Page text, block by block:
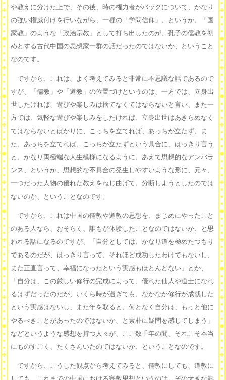
や教えに分けた上で、その後、時の権力者がバックについて、かなり
の強い権威付けを行いながら、一種の「学問信仰」、というか、「国
家教」のような「政治宗教」として打ち出したのが、孔子の儒教を初
めとする古代中国の思想家一群の話だったのではないか、ということ
なのです。
ですから、これは、よく考えてみると非常に不思議な話であるので
すが、「儒教」や「道教」の位置づけというのは、一方では、立身出
世したければ、遊びや楽しみは捨てなくてはならないと言い、また一
方では、気軽な遊びや楽しみをしたければ、立身出世はあきらめなく
てはならないとばかりに、こっちを立てれば、あっちが立たず、ま
た、あっちを立てれば、こっちが立たずという具合に、はっきり言う
と、かなり両極端な人生模様になるように、あえて思想的なアンバラ
ンス、というか、思想的な不具合の発生しやすいような形に、元々、
一つだった人物の優れた教えをねじ曲げて、分断しようとしたのでは
ないのか、ということなのです。
ですから、これは中国の儒教や道教の思想を、まじめにやったこと
のある人なら、おそらく、誰もが体験したことなのではないか、と思
われる話になるのですが、「自分としては、かなり道を極めたつもり
であるのだが、はっきり言って、それほど成功したわけでもないし、
また正直言って、幸福になったという実感もほとんどない」とか、
「自分は、この厳しい修行の完成によって、優れた仙人や道士になれ
るはずだったのだが、いくら時が過ぎても、なかなか修行が成就した
という実感はないし、また年を取ると、何となく自分は、もっと他に
やるべきことがあったのではないか、と素朴に疑問を感じてしまう」
などというような感想を持つ人々が、ここ数千年の間、それこそ本当
にものすごく、たくさんいたのではないか、ということなのです。
ですから、こうした観点から考えてみると、儒教にしても、道教に